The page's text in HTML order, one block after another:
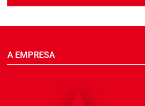
A EMPRESA